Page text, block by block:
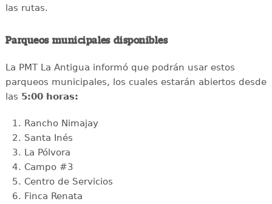
las rutas.
Parqueos municipales disponibles
La PMT La Antigua informó que podrán usar estos
parqueos municipales, los cuales estarán abiertos desde
las 5:00 horas:
Rancho Nimajay
Santa Inés
La Pólvora
Campo #3
Centro de Servicios
Finca Renata